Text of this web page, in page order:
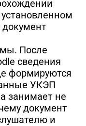
После
сведения
формируются
УКЭП
занимает не
документ
и